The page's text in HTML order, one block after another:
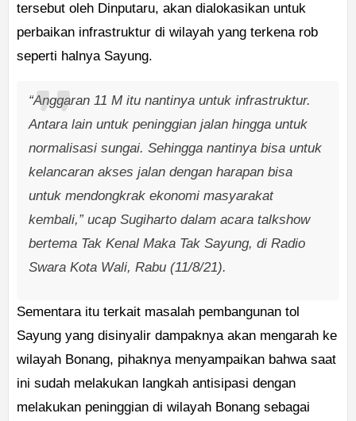
tersebut oleh Dinputaru, akan dialokasikan untuk
perbaikan infrastruktur di wilayah yang terkena rob
seperti halnya Sayung.
“Anggaran 11 M itu nantinya untuk infrastruktur.
Antara lain untuk peninggian jalan hingga untuk
normalisasi sungai. Sehingga nantinya bisa untuk
kelancaran akses jalan dengan harapan bisa
untuk mendongkrak ekonomi masyarakat
kembali,” ucap Sugiharto dalam acara talkshow
bertema Tak Kenal Maka Tak Sayung, di Radio
Swara Kota Wali, Rabu (11/8/21).
Sementara itu terkait masalah pembangunan tol
Sayung yang disinyalir dampaknya akan mengarah ke
wilayah Bonang, pihaknya menyampaikan bahwa saat
ini sudah melakukan langkah antisipasi dengan
melakukan peninggian di wilayah Bonang sebagai